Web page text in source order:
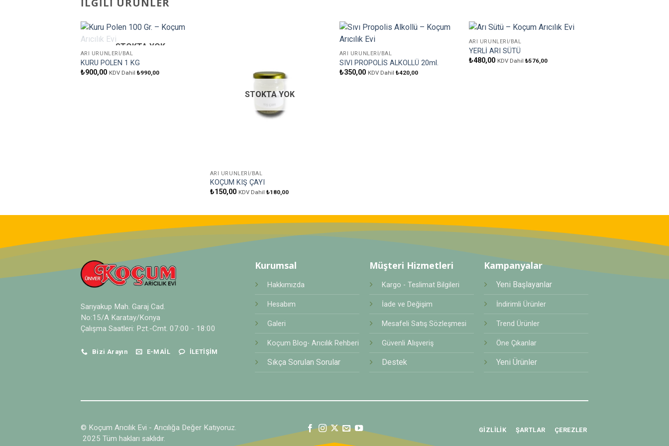
İLGILI ÜRÜNLER
STOKTA YOK
ARI ÜRÜNLERI/BAL
KURU POLEN 1 KG
₺900,00 KDV Dahil ₺990,00
STOKTA YOK
ARI ÜRÜNLERI/BAL
KOÇUM KIŞ ÇAYI
₺150,00 KDV Dahil ₺180,00
ARI ÜRÜNLERI/BAL
SIVI PROPOLİS ALKOLLÜ 20ml.
₺350,00 KDV Dahil ₺420,00
ARI ÜRÜNLERI/BAL
YERLİ ARI SÜTÜ
₺480,00 KDV Dahil ₺576,00
Sarıyakup Mah. Garaj Cad.
No:15/A Karatay/Konya
Çalışma Saatleri: Pzt.-Cmt. 07:00 - 18:00
Bizi Arayın E-MAIL İLETIŞIM
Kurumsal
Hakkımızda
Hesabım
Galeri
Koçum Blog- Arıcılık Rehberi
Sıkça Sorulan Sorular
Müşteri Hizmetleri
Kargo - Teslimat Bilgileri
İade ve Değişim
Mesafeli Satış Sözleşmesi
Güvenli Alışveriş
Destek
Kampanyalar
Yeni Başlayanlar
İndirimli Ürünler
Trend Ürünler
Öne Çıkanlar
Yeni Ürünler
© Koçum Arıcılık Evi - Arıcılığa Değer Katıyoruz.
2025 Tüm hakları saklıdır.
GIZLILIK ŞARTLAR ÇEREZLER